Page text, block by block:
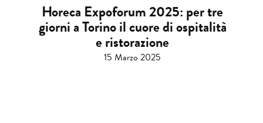
Horeca Expoforum 2025: per tre
giorni a Torino il cuore di ospitalità
e ristorazione
15 Marzo 2025